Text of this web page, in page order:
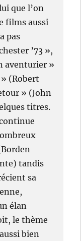
que l’on
films aussi
pas
’73 »,
aventurier »
(Robert
» (John
titres.
tandis
sa
élan
le thème
bien